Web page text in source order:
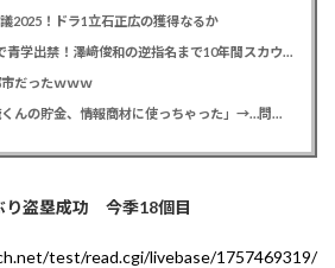
2025！ドラ1立石正広の獲得なるか
緒方孝市カープドラ3指名で青学出禁！澤﨑俊和の逆指名まで10年間スカウト出禁
だったｗｗｗ
【悲報】彼女「ごめん！俺くんの貯金、情報商材に使っちゃった」→…問い詰めたらギャン泣きされたんだが俺が悪いのか？
盗塁成功 今季18個目
test/read.cgi/livebase/1757469319/